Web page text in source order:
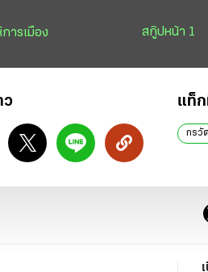
การเมือง สกู๊ปหน้า 1
ว แท็ก
กรวั